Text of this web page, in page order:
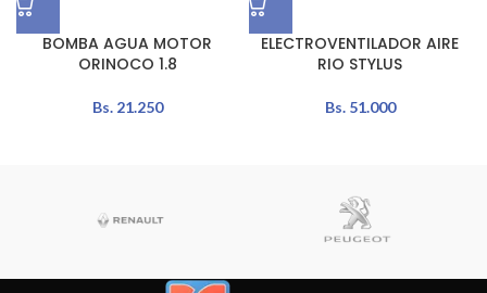
BOMBA AGUA MOTOR
ORINOCO 1.8
Bs.21.250
ELECTROVENTILADOR AIRE
RIO STYLUS
Bs.51.000